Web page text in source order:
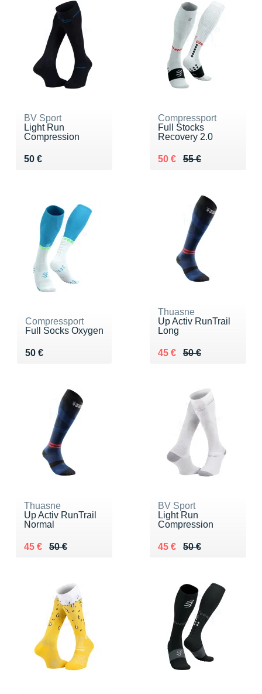
BV Sport
Light Run
Compression
50 €
Vendu 50 €
Compressport
Full Stocks
Recovery 2.0
55 €
Au lieu de 55 €
50 €
Vendu 50 €
Compressport
Full Socks Oxygen
50 €
Vendu 50 €
Thuasne
Up Activ RunTrail
Long
50 €
Au lieu de 50 €
45 €
Vendu 45 €
Thuasne
Up Activ RunTrail
Normal
50 €
Au lieu de 50 €
45 €
Vendu 45 €
BV Sport
Light Run
Compression
50 €
Au lieu de 50 €
45 €
Vendu 45 €